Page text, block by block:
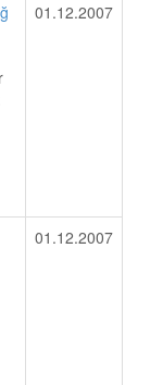
01.12.2007
01.12.2007